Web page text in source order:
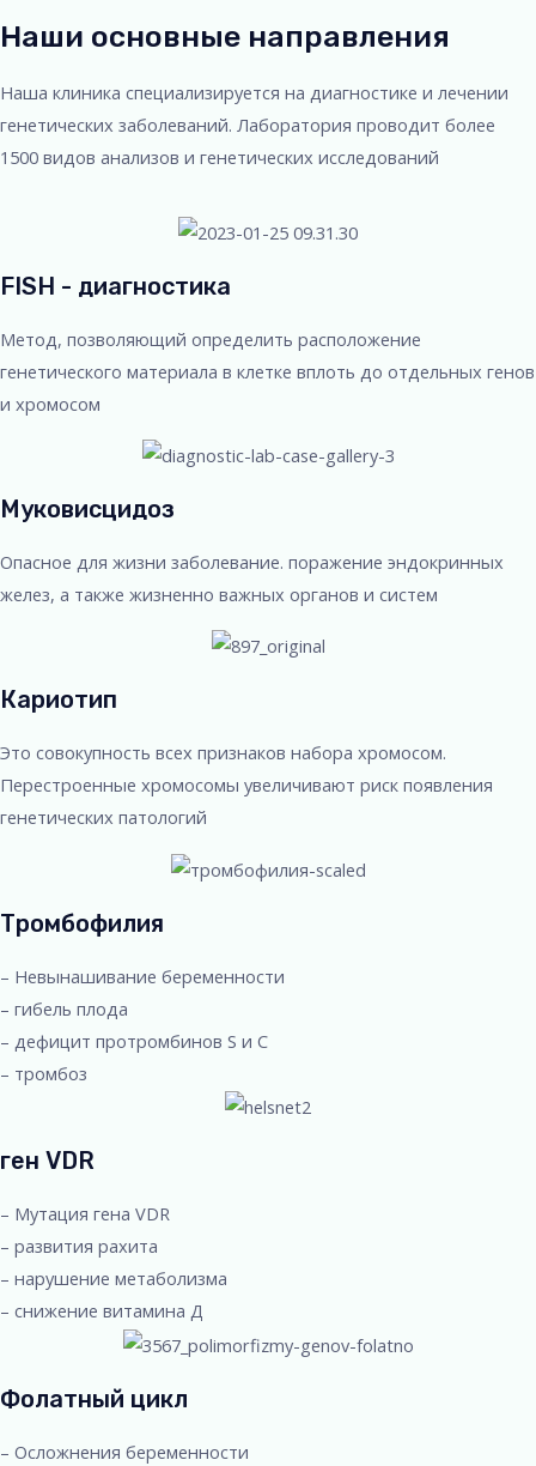
Наши основные направления
Наша клиника специализируется на диагностике и лечении
генетических заболеваний. Лаборатория проводит более
1500 видов анализов и генетических исследований
FISH - диагностика
Метод, позволяющий определить расположение
генетического материала в клетке вплоть до отдельных генов
и хромосом
Муковисцидоз
Опасное для жизни заболевание. поражение эндокринных
желез, а также жизненно важных органов и систем
Кариотип
Это совокупность всех признаков набора хромосом.
Перестроенные хромосомы увеличивают риск появления
генетических патологий
Тромбофилия
– Невынашивание беременности
– гибель плода
– дефицит протромбинов S и C
– тромбоз
ген VDR
– Мутация гена VDR
– развития рахита
– нарушение метаболизма
– снижение витамина Д
Фолатный цикл
– Осложнения беременности